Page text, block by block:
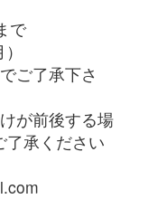
で
ご了承下さ
が前後する場
了承ください